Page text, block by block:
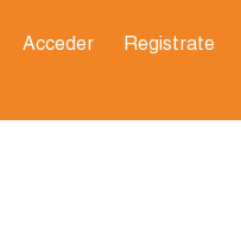
Acceder Registrate